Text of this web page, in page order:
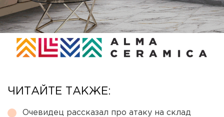
ЧИТАЙТЕ ТАКЖЕ:
Очевидец рассказал про атаку на склад